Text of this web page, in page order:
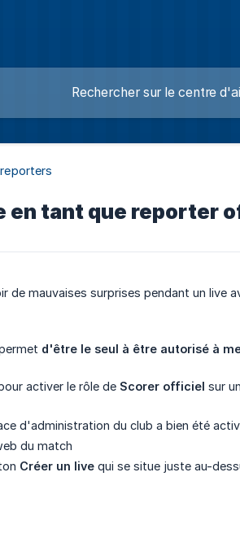
en tant que reporter
de mauvaises surprises pendant un live
d'être le seul à être autorisé à
activer le rôle de Scorer officiel sur
d'administration du club a bien été
du match
Créer un live qui se situe juste au-